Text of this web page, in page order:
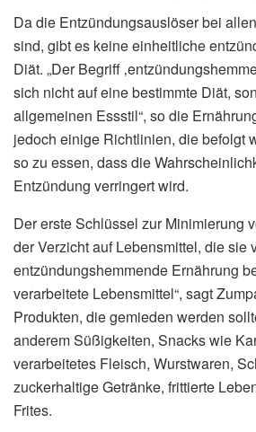
Da die Entzündungsauslöser bei
sind, gibt es keine einheitliche
Diät. „Der Begriff
sich nicht auf eine bestimmte Diät,
allgemeinen Essstil“, so die
jedoch einige Richtlinien, die befolgt
so zu essen, dass die
Entzündung verringert wird.
Der erste Schlüssel zur Minimierung
der Verzicht auf Lebensmittel, die sie
entzündungshemmende Ernährung
verarbeitete Lebensmittel“, sagt
Produkten, die gemieden werden
anderem Süßigkeiten, Snacks wie
verarbeitetes Fleisch, Wurstwaren,
zuckerhaltige Getränke, frittierte
Frites.